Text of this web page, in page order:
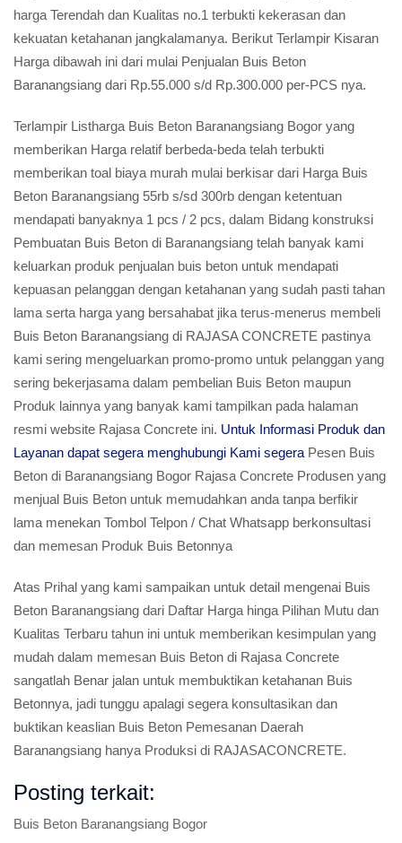
harga Terendah dan Kualitas no.1 terbukti kekerasan dan
kekuatan ketahanan jangkalamanya. Berikut Terlampir Kisaran
Harga dibawah ini dari mulai Penjualan Buis Beton
Baranangsiang dari Rp.55.000 s/d Rp.300.000 per-PCS nya.
Terlampir Listharga Buis Beton Baranangsiang Bogor yang
memberikan Harga relatif berbeda-beda telah terbukti
memberikan toal biaya murah mulai berkisar dari Harga Buis
Beton Baranangsiang 55rb s/sd 300rb dengan ketentuan
mendapati banyaknya 1 pcs / 2 pcs, dalam Bidang konstruksi
Pembuatan Buis Beton di Baranangsiang telah banyak kami
keluarkan produk penjualan buis beton untuk mendapati
kepuasan pelanggan dengan ketahanan yang sudah pasti tahan
lama serta harga yang bersahabat jika terus-menerus membeli
Buis Beton Baranangsiang di RAJASA CONCRETE pastinya
kami sering mengeluarkan promo-promo untuk pelanggan yang
sering bekerjasama dalam pembelian Buis Beton maupun
Produk lainnya yang banyak kami tampilkan pada halaman
resmi website Rajasa Concrete ini. Untuk Informasi Produk dan
Layanan dapat segera menghubungi Kami segera Pesen Buis
Beton di Baranangsiang Bogor Rajasa Concrete Produsen yang
menjual Buis Beton untuk memudahkan anda tanpa berfikir
lama menekan Tombol Telpon / Chat Whatsapp berkonsultasi
dan memesan Produk Buis Betonnya
Atas Prihal yang kami sampaikan untuk detail mengenai Buis
Beton Baranangsiang dari Daftar Harga hinga Pilihan Mutu dan
Kualitas Terbaru tahun ini untuk memberikan kesimpulan yang
mudah dalam memesan Buis Beton di Rajasa Concrete
sangatlah Benar jalan untuk membuktikan ketahanan Buis
Betonnya, jadi tunggu apalagi segera konsultasikan dan
buktikan keaslian Buis Beton Pemesanan Daerah
Baranangsiang hanya Produksi di RAJASACONCRETE.
Posting terkait:
Buis Beton Baranangsiang Bogor